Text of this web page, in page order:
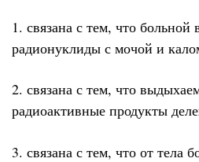
1. связана с тем, что больной
радионуклиды с мочой и
2. связана с тем, что
радиоактивные продукты
3. связана с тем, что от тела